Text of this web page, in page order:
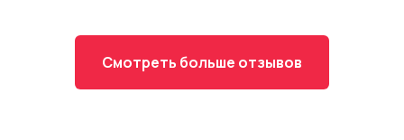
Смотреть больше отзывов